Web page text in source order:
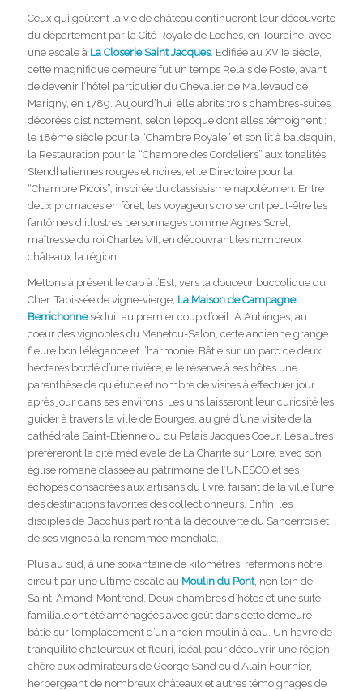
Ceux qui goûtent la vie de château continueront leur découverte
du département par la Cité Royale de Loches, en Touraine, avec
une escale à La Closerie Saint Jacques. Edifiée au XVIIe siècle,
cette magnifique demeure fut un temps Relais de Poste, avant
de devenir l’hôtel particulier du Chevalier de Mallevaud de
Marigny, en 1789. Aujourd’hui, elle abrite trois chambres-suites
décorées distinctement, selon l’époque dont elles témoignent :
le 18ème siècle pour la “Chambre Royale” et son lit à baldaquin,
la Restauration pour la “Chambre des Cordeliers” aux tonalités
Stendhaliennes rouges et noires, et le Directoire pour la
“Chambre Picois”, inspirée du classissisme napoléonien. Entre
deux promades en fôret, les voyageurs croiseront peut-être les
fantômes d’illustres personnages comme Agnes Sorel,
maîtresse du roi Charles VII, en découvrant les nombreux
châteaux la région.
Mettons à présent le cap à l’Est, vers la douceur buccolique du
Cher. Tapissée de vigne-vierge, La Maison de Campagne
Berrichonneséduit au premier coup d’oeil. À Aubinges, au
coeur des vignobles du Menetou-Salon, cette ancienne grange
fleure bon l’élégance et l’harmonie. Bâtie sur un parc de deux
hectares bordé d’une rivière, elle réserve à ses hôtes une
parenthèse de quiétude et nombre de visites à effectuer jour
après jour dans ses environs. Les uns laisseront leur curiosité les
guider à travers la ville de Bourges, au gré d’une visite de la
cathédrale Saint-Etienne ou du Palais Jacques Coeur. Les autres
préfèreront la cité médiévale de La Charité sur Loire, avec son
église romane classée au patrimoine de l’UNESCO et ses
échopes consacrées aux artisans du livre, faisant de la ville l’une
des destinations favorites des collectionneurs. Enfin, les
disciples de Bacchus partiront à la découverte du Sancerrois et
de ses vignes à la renommée mondiale.
Plus au sud, à une soixantaine de kilomètres, refermons notre
circuit par une ultime escale au Moulin du Pont, non loin de
Saint-Amand-Montrond. Deux chambres d’hôtes et une suite
familiale ont été aménagées avec goût dans cette demeure
bâtie sur l’emplacement d’un ancien moulin à eau. Un havre de
tranquilité chaleureux et fleuri, idéal pour découvrir une région
chère aux admirateurs de George Sand ou d’Alain Fournier,
herbergeant de nombreux châteaux et autres témoignages de